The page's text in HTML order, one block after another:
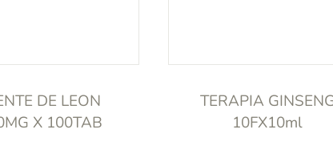
DE LEON
X 100TAB
TERAPIA
10FX10ml